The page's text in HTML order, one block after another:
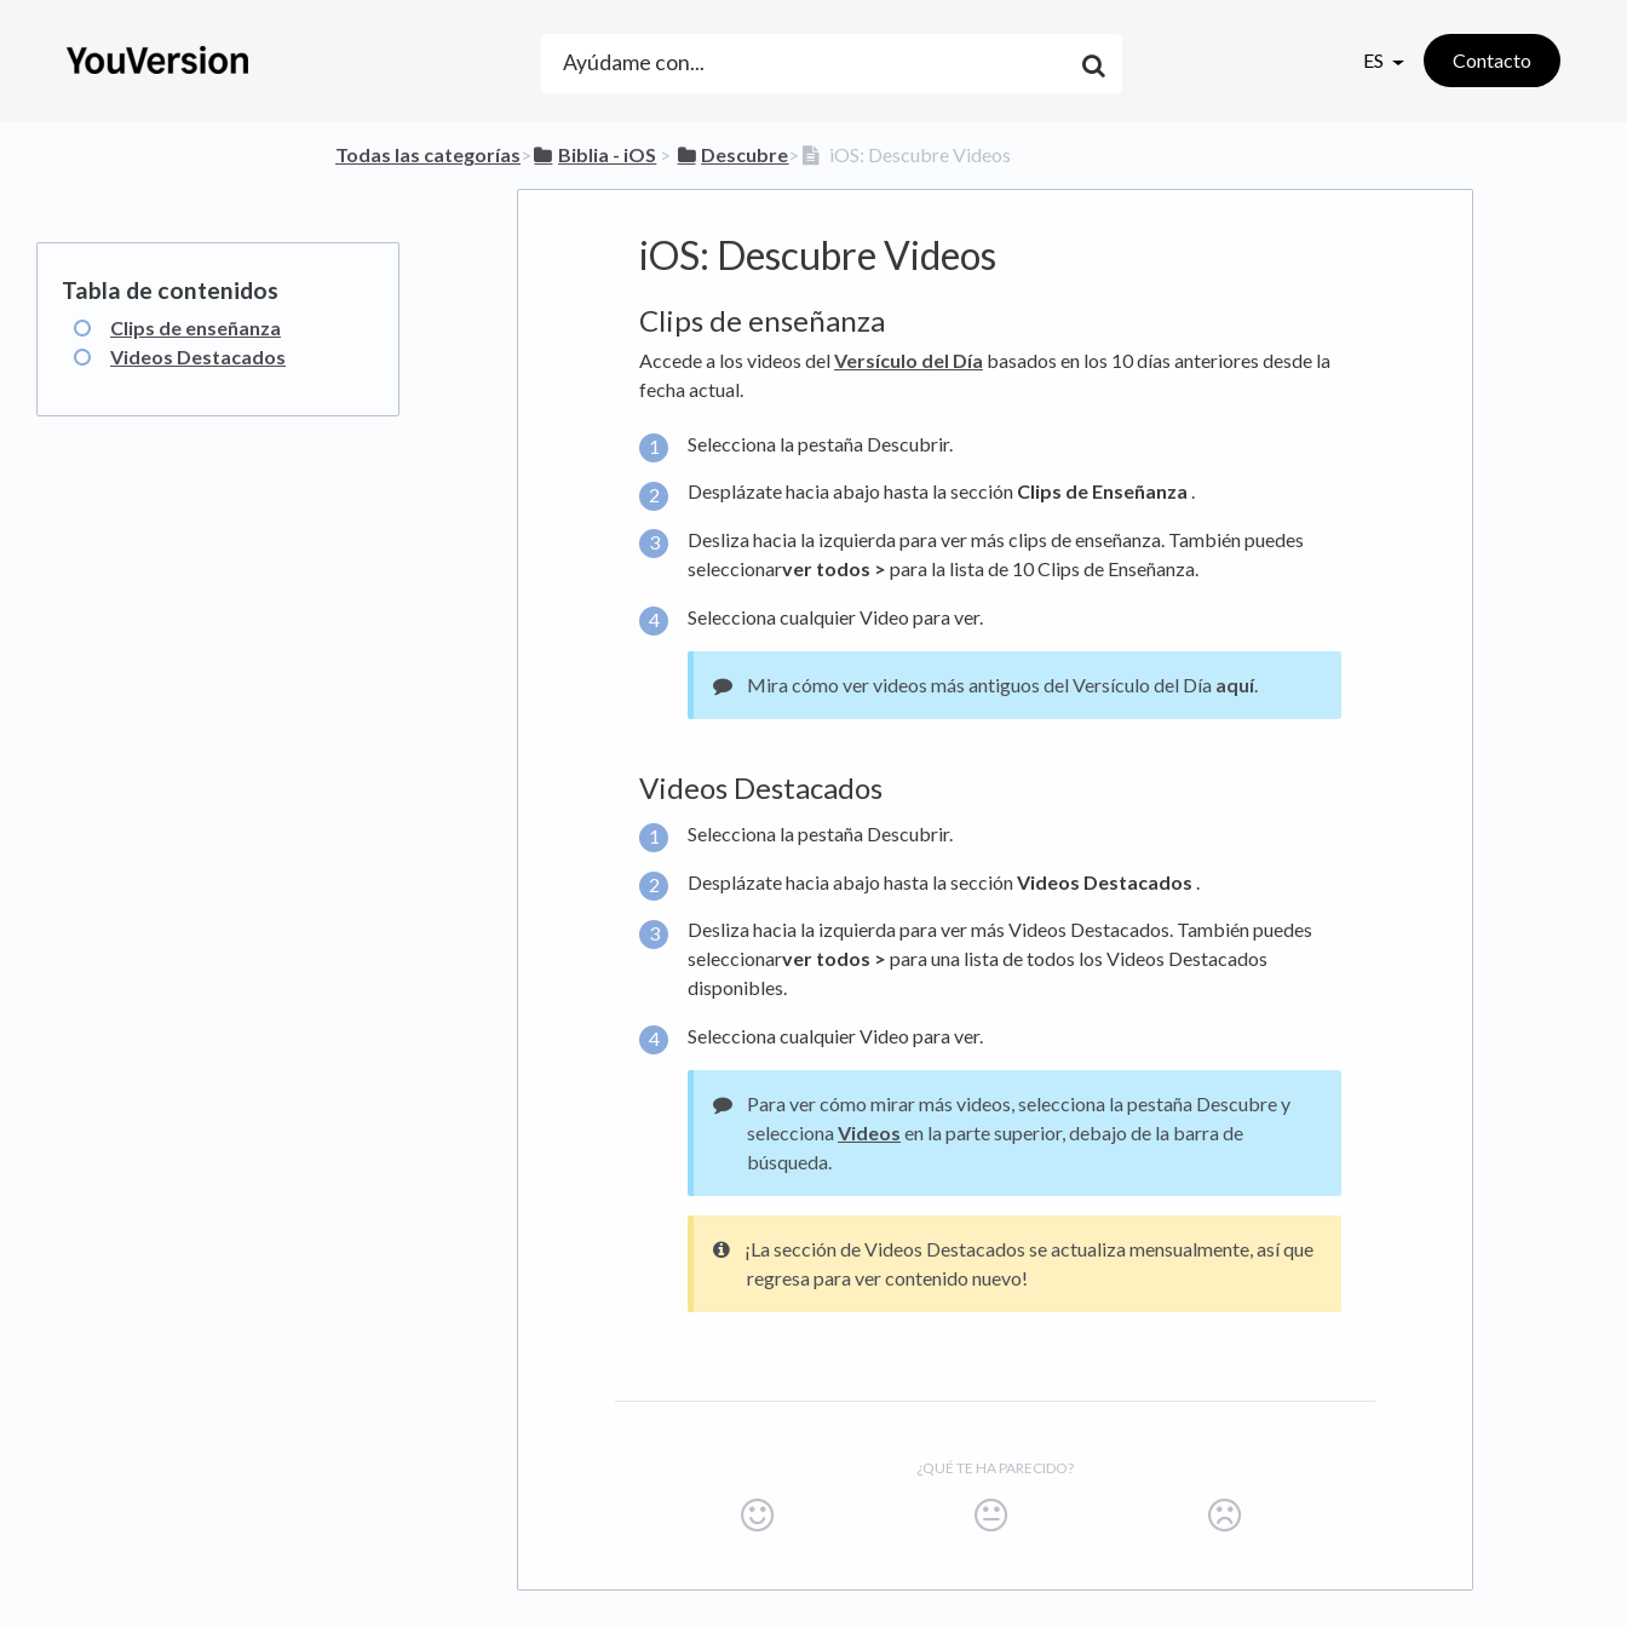
ES Contacto
Todas las categorías​>​ ​Biblia - iOS ​ > ​ ​Descubre​>​ iOS: Descubre Videos
iOS: Descubre Videos
Clips de enseñanza
Videos Destacados
Clips de enseñanza
Accede a los videos delVersículo del Día basados en los 10 días anteriores desde la
fecha actual.
Selecciona la pestaña Descubrir.
Desplázate hacia abajo hasta la sección Clips de Enseñanza .
Desliza hacia la izquierda para ver más clips de enseñanza. También puedes
seleccionarver todos > para la lista de 10 Clips de Enseñanza.
Selecciona cualquier Video para ver.
Mira cómo ver videos más antiguos del Versículo del Día aquí.
Videos Destacados
Selecciona la pestaña Descubrir.
Desplázate hacia abajo hasta la secciónVideos Destacados
Desliza hacia la izquierda para ver más Videos Destacados. También puedes
seleccionarver todos > para una lista de todos los Videos Destacados
disponibles.
Selecciona cualquier Video para ver.
Para ver cómo mirar más videos, selecciona la pestaña Descubre y
seleccionaVideos en la parte superior, debajo de la barra de
búsqueda.
¡La sección de Videos Destacados se actualiza mensualmente, así que
regresa para ver contenido nuevo!
¿QUÉ TE HA PARECIDO?